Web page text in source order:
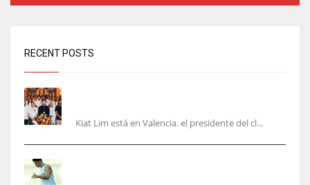
RECENT POSTS
Kiat Lim está en Valencia. el presidente del cl...